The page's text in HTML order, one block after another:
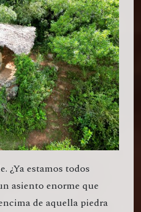
¿Ya estamos todos
asiento enorme que
de aquella piedra